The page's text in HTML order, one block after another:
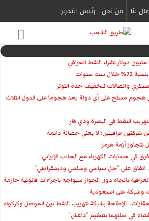
بنا من نحن رئیس التحریر
سنوات
عسكري واتصالات لتخفيف حدة التوتر
هجوم مسلح على أي دولة يعد هجوما على الدول الثلاث
النفط في البصرة وذي قار
شركتين عراقيتين: لا يعني حصانة دائمة
أزمة هرمز
اتفاق على "حل سياسي وسلمي وديمقراطي"
باتجاه دول الجوار سيواجه باجراءات قانونية حازمة
وشيكة على السعودية
الإطاحة بشبكة لتهريب النفط بين الموصل وكركوك
في صلتهما بتنظيم "داعش"